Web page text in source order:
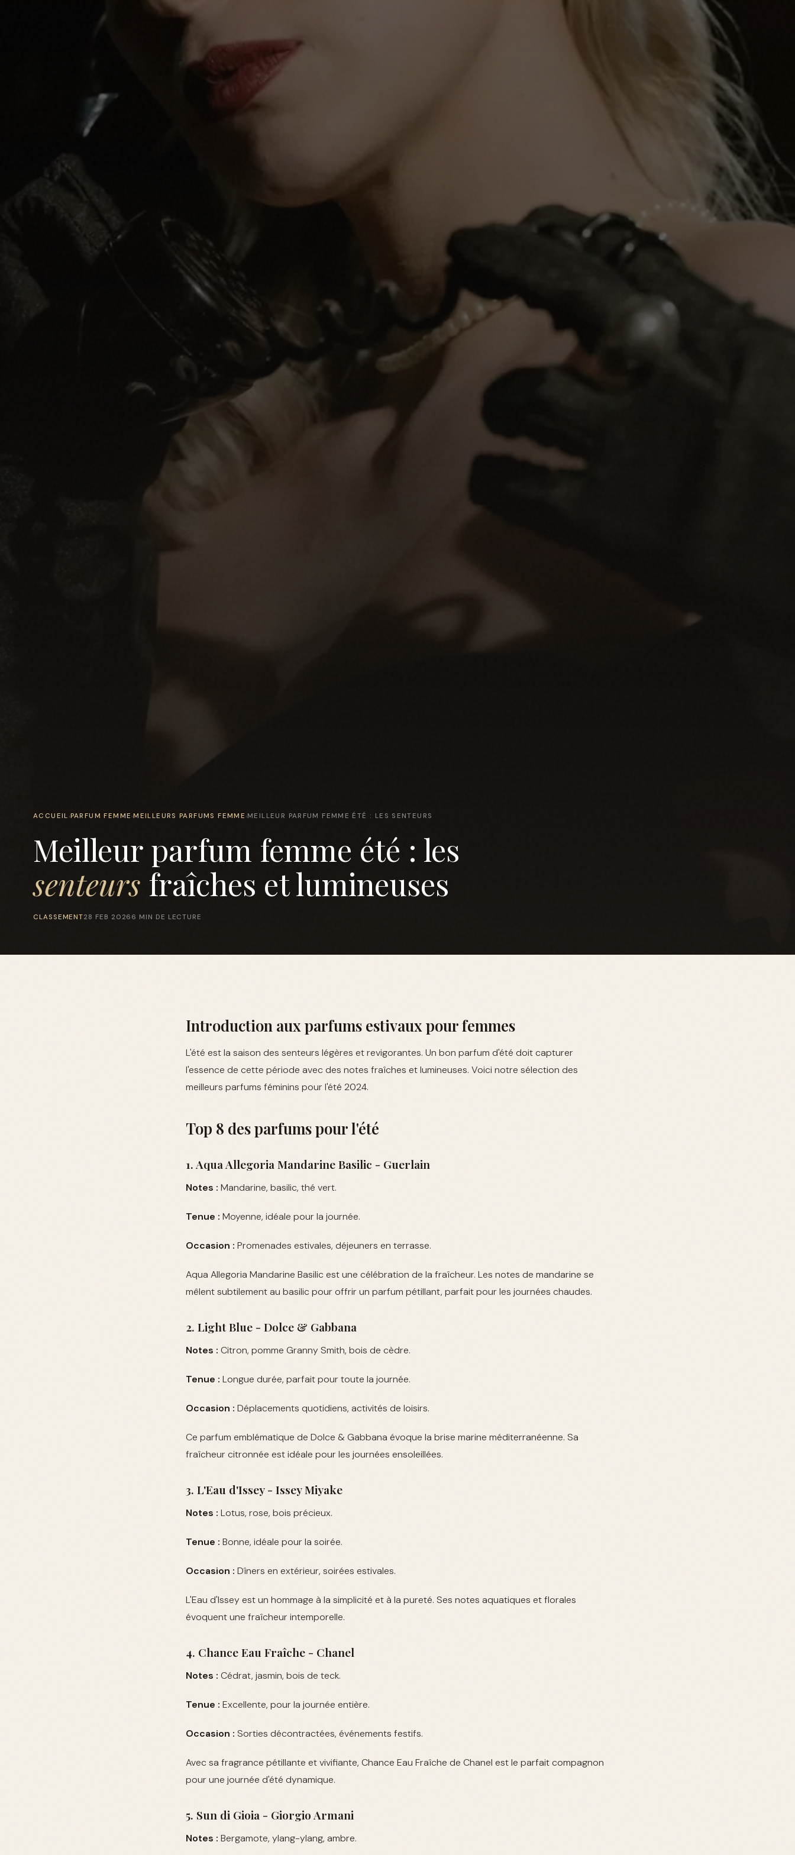
ACCUEIL ›PARFUM FEMME ›MEILLEURS PARFUMS FEMME ›MEILLEUR PARFUM FEMME ÉTÉ : LES SENTEURS
Meilleur parfum femme été : les
senteurs fraîches et lumineuses
CLASSEMENT28 FEB 2026 6 MIN DE LECTURE
Introduction aux parfums estivaux pour femmes
L'été est la saison des senteurs légères et revigorantes. Un bon parfum d'été doit capturer
l'essence de cette période avec des notes fraîches et lumineuses. Voici notre sélection des
meilleurs parfums féminins pour l'été 2024.
Top 8 des parfums pour l'été
1. Aqua Allegoria Mandarine Basilic - Guerlain
Notes : Mandarine, basilic, thé vert.
Tenue : Moyenne, idéale pour la journée.
Occasion : Promenades estivales, déjeuners en terrasse.
Aqua Allegoria Mandarine Basilic est une célébration de la fraîcheur. Les notes de mandarine se
mêlent subtilement au basilic pour offrir un parfum pétillant, parfait pour les journées chaudes.
2. Light Blue - Dolce & Gabbana
Notes : Citron, pomme Granny Smith, bois de cèdre.
Tenue : Longue durée, parfait pour toute la journée.
Occasion : Déplacements quotidiens, activités de loisirs.
Ce parfum emblématique de Dolce & Gabbana évoque la brise marine méditerranéenne. Sa
fraîcheur citronnée est idéale pour les journées ensoleillées.
3. L'Eau d'Issey - Issey Miyake
Notes : Lotus, rose, bois précieux.
Tenue : Bonne, idéale pour la soirée.
Occasion : Dîners en extérieur, soirées estivales.
L'Eau d'Issey est un hommage à la simplicité et à la pureté. Ses notes aquatiques et florales
évoquent une fraîcheur intemporelle.
4. Chance Eau Fraîche - Chanel
Notes : Cédrat, jasmin, bois de teck.
Tenue : Excellente, pour la journée entière.
Occasion : Sorties décontractées, événements festifs.
Avec sa fragrance pétillante et vivifiante, Chance Eau Fraîche de Chanel est le parfait compagnon
pour une journée d'été dynamique.
5. Sun di Gioia - Giorgio Armani
Notes : Bergamote, ylang-ylang, ambre.